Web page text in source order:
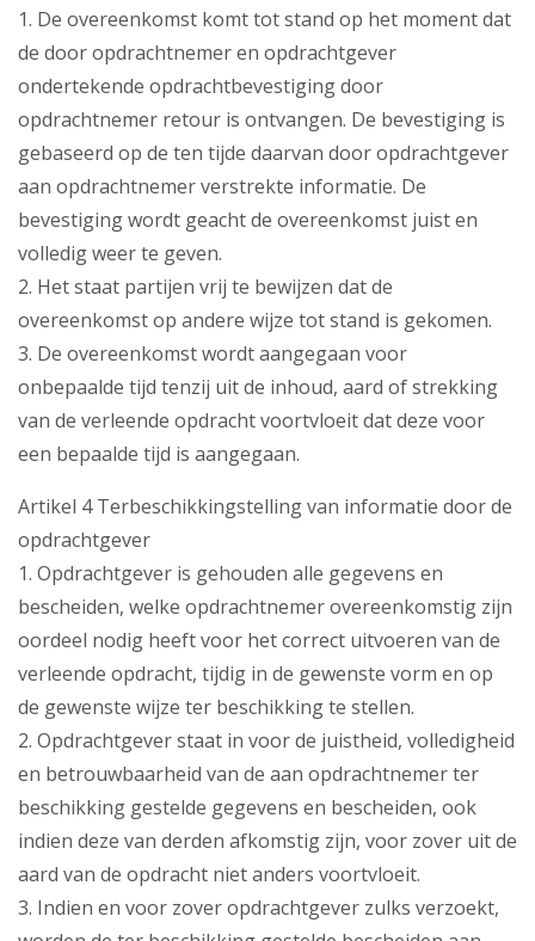
1. De overeenkomst komt tot stand op het moment dat
de door opdrachtnemer en opdrachtgever
ondertekende opdrachtbevestiging door
opdrachtnemer retour is ontvangen. De bevestiging is
gebaseerd op de ten tijde daarvan door opdrachtgever
aan opdrachtnemer verstrekte informatie. De
bevestiging wordt geacht de overeenkomst juist en
volledig weer te geven.
2. Het staat partijen vrij te bewijzen dat de
overeenkomst op andere wijze tot stand is gekomen.
3. De overeenkomst wordt aangegaan voor
onbepaalde tijd tenzij uit de inhoud, aard of strekking
van de verleende opdracht voortvloeit dat deze voor
een bepaalde tijd is aangegaan.
Artikel 4 Terbeschikkingstelling van informatie door de
opdrachtgever
1. Opdrachtgever is gehouden alle gegevens en
bescheiden, welke opdrachtnemer overeenkomstig zijn
oordeel nodig heeft voor het correct uitvoeren van de
verleende opdracht, tijdig in de gewenste vorm en op
de gewenste wijze ter beschikking te stellen.
2. Opdrachtgever staat in voor de juistheid, volledigheid
en betrouwbaarheid van de aan opdrachtnemer ter
beschikking gestelde gegevens en bescheiden, ook
indien deze van derden afkomstig zijn, voor zover uit de
aard van de opdracht niet anders voortvloeit.
3. Indien en voor zover opdrachtgever zulks verzoekt,